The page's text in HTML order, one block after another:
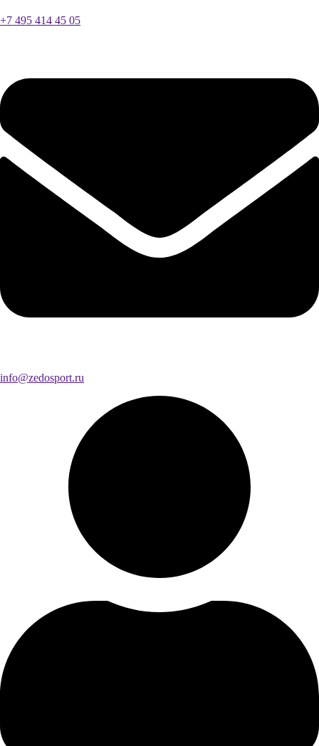
+7 495 414 45 05
info@zedosport.ru